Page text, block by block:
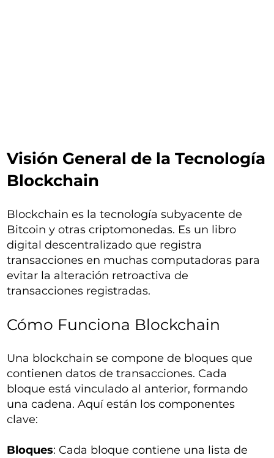
Visión General de la Tecnología
Blockchain
Blockchain es la tecnología subyacente de
Bitcoin y otras criptomonedas. Es un libro
digital descentralizado que registra
transacciones en muchas computadoras para
evitar la alteración retroactiva de
transacciones registradas.
Cómo Funciona Blockchain
Una blockchain se compone de bloques que
contienen datos de transacciones. Cada
bloque está vinculado al anterior, formando
una cadena. Aquí están los componentes
clave:
Bloques: Cada bloque contiene una lista de